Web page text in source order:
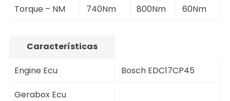
Torque – NM 740Nm 800Nm 60Nm
Características
Engine Ecu Bosch EDC17CP45
Gerabox Ecu